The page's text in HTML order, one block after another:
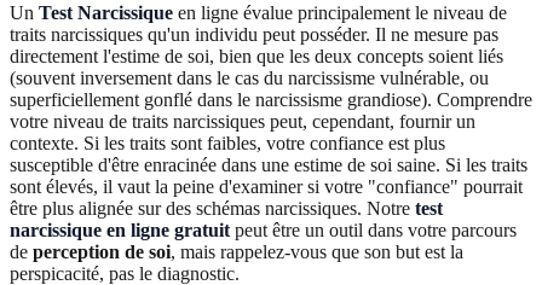
Un Test Narcissique en ligne évalue principalement le niveau de
traits narcissiques qu'un individu peut posséder. Il ne mesure pas
directement l'estime de soi, bien que les deux concepts soient liés
(souvent inversement dans le cas du narcissisme vulnérable, ou
superficiellement gonflé dans le narcissisme grandiose). Comprendre
votre niveau de traits narcissiques peut, cependant, fournir un
contexte. Si les traits sont faibles, votre confiance est plus
susceptible d'être enracinée dans une estime de soi saine. Si les traits
sont élevés, il vaut la peine d'examiner si votre "confiance" pourrait
être plus alignée sur des schémas narcissiques. Notre test
narcissique en ligne gratuit peut être un outil dans votre parcours
de perception de soi, mais rappelez-vous que son but est la
perspicacité, pas le diagnostic.